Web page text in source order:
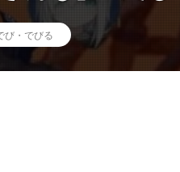
び・でびる